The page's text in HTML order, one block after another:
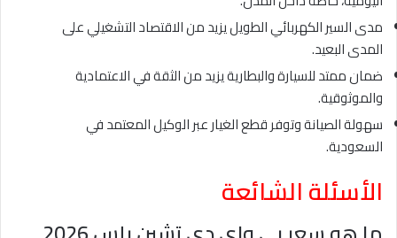
مدى السير الكهربائي الطويل يزيد من الاقتصاد التشغيلي على
المدى البعيد.
ضمان ممتد للسيارة والبطارية يزيد من الثقة في الاعتمادية
والموثوقية.
سهولة الصيانة وتوفر قطع الغيار عبر الوكيل المعتمد في
السعودية.
الأسئلة الشائعة